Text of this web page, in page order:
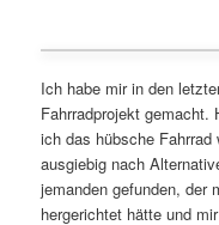
Ich habe mir in den
Fahrradprojekt gemacht.
ich das hübsche Fahrrad
ausgiebig nach
jemanden gefunden, der
hergerichtet hätte und